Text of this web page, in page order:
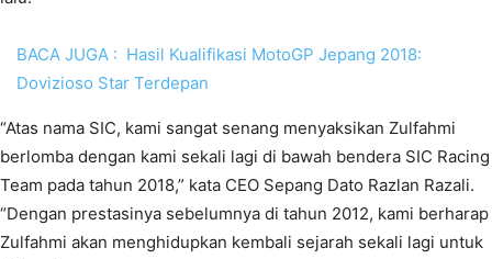
BACA JUGA : Hasil Kualifikasi MotoGP Jepang 2018:
Dovizioso Star Terdepan
“Atas nama SIC, kami sangat senang menyaksikan Zulfahmi
berlomba dengan kami sekali lagi di bawah bendera SIC Racing
Team pada tahun 2018,” kata CEO Sepang Dato Razlan Razali.
“Dengan prestasinya sebelumnya di tahun 2012, kami berharap
Zulfahmi akan menghidupkan kembali sejarah sekali lagi untuk